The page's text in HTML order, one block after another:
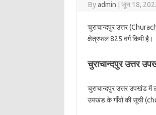
Byadmin जून 18,
चुराचान्दपुर उत्तर
क्षेत्रफल 825 वर्ग किमी है।
चुराचान्दपुर उत्तर
चुराचान्दपुर उत्तर उपखंड में
उपखंड के गाँवों की सूची